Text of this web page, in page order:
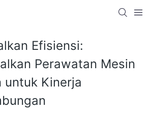
Efisiensi:
Perawatan Mesin
untuk Kinerja